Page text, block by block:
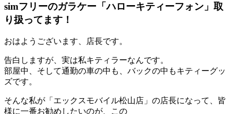
simフリーのガラケー「ハローキティーフォン」取
り扱ってます！
おはようございます、店長です。
告白しますが、実は私キティラーなんです。
部屋中、そして通勤の車の中も、バックの中もキティーグッ
ズです。
そんな私が「エックスモバイル松山店」の店長になって、皆
様に一番お勧めしたいのが、この